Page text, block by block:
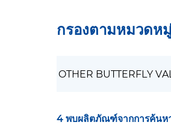
กรองตามหมวดหมู่
4 พบผลิตภัณฑ์จากการค้นห